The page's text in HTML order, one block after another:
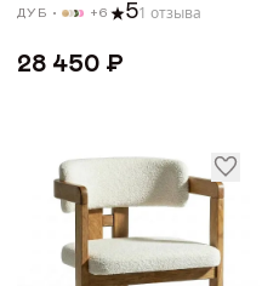
ДУБ +6 51 отзыва
28 450 ₽